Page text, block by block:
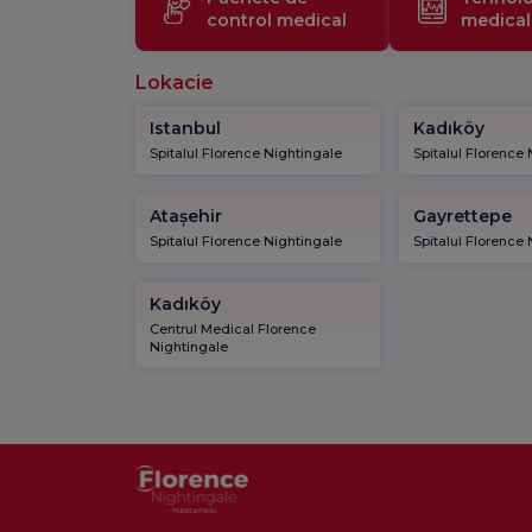
control medical
Lokacie
Istanbul
Spitalul Florence Nightingale
Kadıköy
Spitalul Florence
Atașehir
Spitalul Florence Nightingale
Gayrettepe
Spitalul Florence
Kadıköy
Centrul Medical Florence
Nightingale